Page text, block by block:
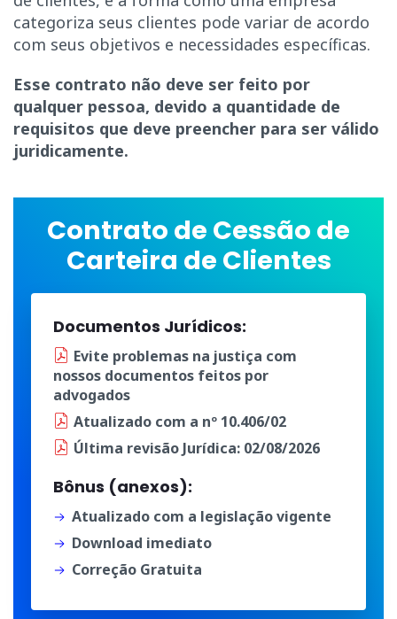
categoriza seus clientes pode variar de acordo
com seus objetivos e necessidades específicas.
Esse contrato não deve ser feito por
qualquer pessoa, devido a quantidade de
requisitos que deve preencher para ser válido
juridicamente.
Contrato de Cessão de
Carteira de Clientes
Documentos Jurídicos:
Evite problemas na justiça com
nossos documentos feitos por
advogados
Atualizado com a nº 10.406/02
Última revisão Jurídica: 02/08/2026
Bônus (anexos):
Atualizado com a legislação vigente
Download imediato
Correção Gratuita